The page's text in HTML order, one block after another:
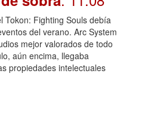
Tokon: Fighting Souls debía
del verano. Arc System
mejor valorados de todo
aún encima, llegaba
propiedades intelectuales